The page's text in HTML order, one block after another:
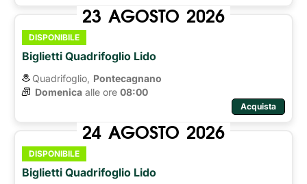
23 AGOSTO 2026
DISPONIBILE
Biglietti Quadrifoglio Lido
Quadrifoglio, Pontecagnano
Domenica alle ore 08:00
Acquista
24 AGOSTO 2026
DISPONIBILE
Biglietti Quadrifoglio Lido